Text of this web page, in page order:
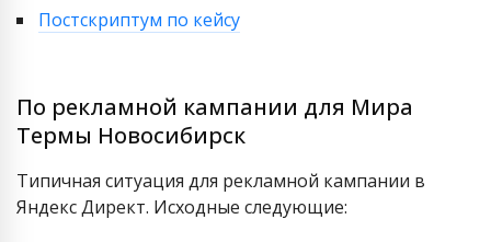
Постскриптум по кейсу
По рекламной кампании для Мира
Термы Новосибирск
Типичная ситуация для рекламной кампании в
Яндекс Директ. Исходные следующие: